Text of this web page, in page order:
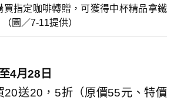
指定咖啡轉贈，可獲得中杯精品拿鐵
圖／7-11提供）
4月28日
20送20，5折（原價55元、特價